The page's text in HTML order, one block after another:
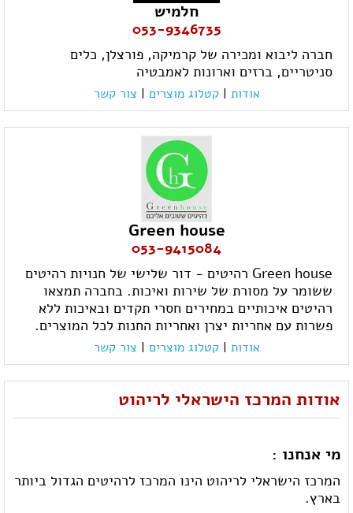
חלמיש
053-9346735
חברה ליבוא ומכירה של קרמיקה, פורצלן, כלים
סניטריים, ברזים וארונות לאמבטיה
אודות | קטלוג מוצרים | צור קשר
Green house
053-9415084
Green house רהיטים - דור שלישי של חנויות רהיטים
ששומר על מסורת של שירות ואיכות. בחברה תמצאו
רהיטים איכותיים במחירים חסרי תקדים ובאיכות ללא
פשרות עם אחריות יצרן ואחריות החנות לכל המוצרים.
אודות | קטלוג מוצרים | צור קשר
אודות המרכז הישראלי לריהוט
מי אנחנו :
המרכז הישראלי לריהוט הינו המרכז לרהיטים הגדול ביותר
בארץ.